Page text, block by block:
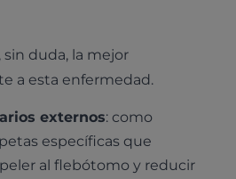
sin duda, la mejor
a esta enfermedad.
externos: como
específicas que
al flebótomo y reducir